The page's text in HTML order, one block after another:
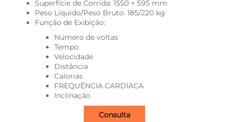
Superfície de Corrida: 1550 × 595 mm
Peso Líquido/Peso Bruto: 185/220 kg
Função de Exibição:
Número de voltas
Tempo
Velocidade
Distância
Calorias
FREQUÊNCIA CARDÍACA
Inclinação
Consulta